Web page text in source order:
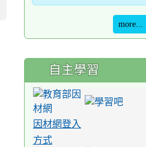
more...
自主學習
因材網登入
方式